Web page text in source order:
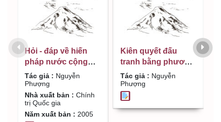
Hỏi - đáp về hiến
pháp nước cộng
hoà xã hội chủ
nghĩa Việt Nam
năm1992 đã được
sửa đổi, bổ sung
năm 2001 / Nguyễn
Tác giả : Nguyễn
Phượng
Nhà xuất bản : Chính
trị Quốc gia
Năm xuất bản : 2005
Kiên quyết đấu
tranh bằng phương
pháp hòa bình /
Nguyễn Phượng
Tác giả : Nguyễn
Phượng